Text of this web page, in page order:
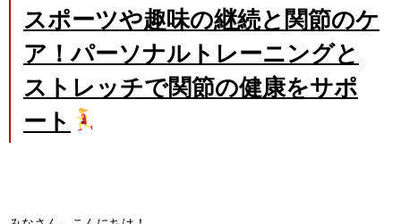
お問い合わせ
スポーツや趣味の継続と関節のケ
ア！パーソナルトレーニングと
ストレッチで関節の健康をサポ
ート